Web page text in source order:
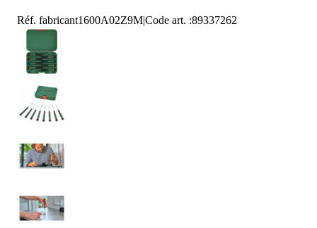
Réf. fabricant1600A02Z9M|Code art. :89337262